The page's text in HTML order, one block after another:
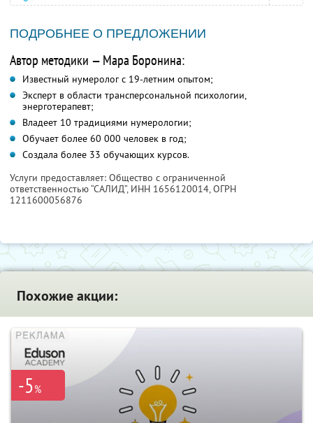
ПОДРОБНЕЕ О ПРЕДЛОЖЕНИИ
Автор методики — Мара Боронина:
Известный нумеролог с 19-летним опытом;
Эксперт в области трансперсональной психологии,
энерготерапевт;
Владеет 10 традициями нумерологии;
Обучает более 60 000 человек в год;
Создала более 33 обучающих курсов.
Услуги предоставляет: Общество с ограниченной
ответственностью “САЛИД”, ИНН 1656120014, ОГРН
1211600056876
Похожие акции:
-5%